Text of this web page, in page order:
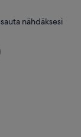
nähdäksesi